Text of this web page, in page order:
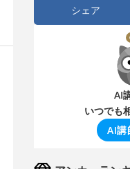
シェア
AI
いつでも
AI講